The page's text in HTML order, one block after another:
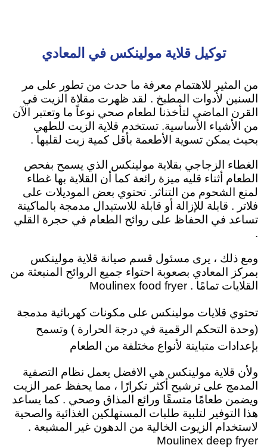
توكيل قلاية مولينكس في المعادي
من المثير للاهتمام معرفة ما حدث من تطور على مر
السنين لأدوات المطبخ . لقد ظهرت مقلاة الزيت في
القرن الماضي لتأخذنا لطعام صحي نوعاً ما وتعتبر الآن
من الأشياء الأساسية. تستخدم قلاية الزيت للطهي
بحيث يمكن تسوية الأطعمة بأقل كمية زيت لقليها .
الغطاء الزجاجي بقلاية مولينكس الذي يسمح بفحص
الطعام أثناء قليه ميزة رائعة كما أن القلاية بها غطاء
لمنع الشحوم من التناثر. تحتوي بعض الموديلات على
فلاتر . قابلة للإزالة أو قابلة للاستبدال مدمجة بالماكينة
تساعد في الحفاظ على روائح الطعام في حجرة القلي
.
ومع ذلك ، يرى مسئول قسم صيانة قلاية مولينكس
بمركز المعادي بصعوبة احتواء جميع الروائح المنبعثة من
القلايات تمامًا . Moulinex food fryer
تحتوي قلايات مولينكس على مكونات كهربائية مدمجة
(وحدة التحكم الرقمية في درجة الحرارة ) وتسمح
بإعدادات متباينة لأنواع مختلفة من الطعام
ولأن قلاية مولينكس هي الافضل يعمل نظام التصفية
المدمج على ترشيح أكثر تكرارًا ، مما يحفظ عمر الزيت
ويضمن طعامًا متسقًا ورائع المذاق وصحي . كما يساعد
هذا التوفير لتلبية طلبات المستهلكين الغذائية والصحية
لاستخدام الزيوت الخالية من الدهون غير المشبعة .
Moulinex deep fryer